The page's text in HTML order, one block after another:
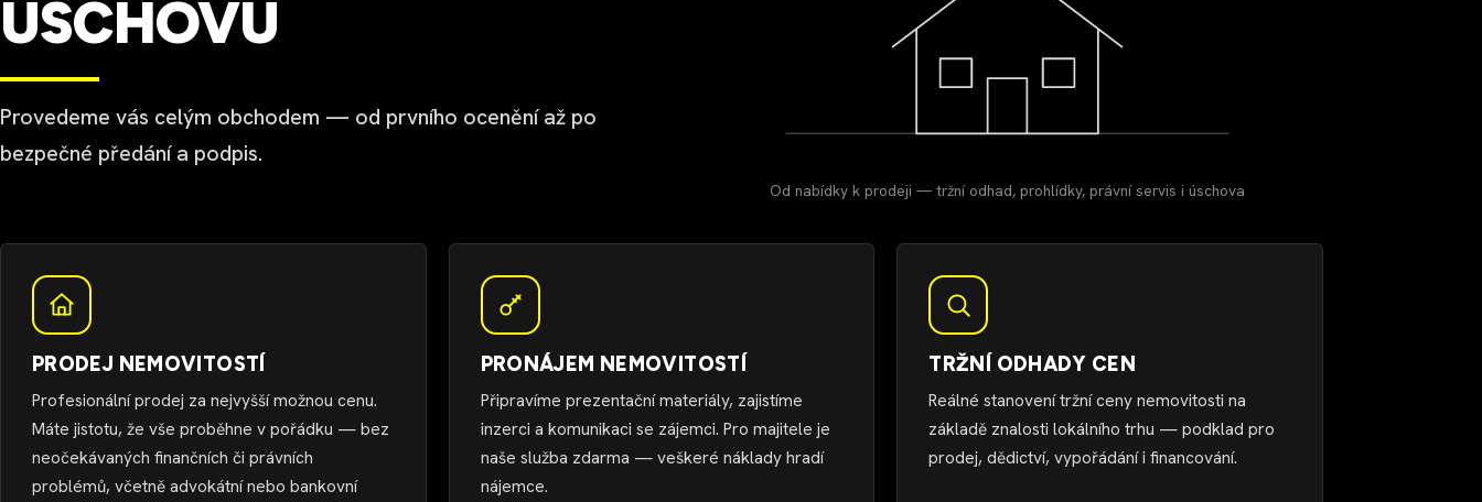
ÚSCHOVU
Provedeme vás celým obchodem — od prvního ocenění až po
bezpečné předání a podpis.
Od nabídky k prodeji — tržní odhad, prohlídky, právní servis i úschova
PRODEJ NEMOVITOSTÍ
Profesionální prodej za nejvyšší možnou cenu.
Máte jistotu, že vše proběhne v pořádku — bez
neočekávaných finančních či právních
problémů, včetně advokátní nebo bankovní
PRONÁJEM NEMOVITOSTÍ
Připravíme prezentační materiály, zajistíme
inzerci a komunikaci se zájemci. Pro majitele je
naše služba zdarma — veškeré náklady hradí
nájemce.
TRŽNÍ ODHADY CEN
Reálné stanovení tržní ceny nemovitosti na
základě znalosti lokálního trhu — podklad pro
prodej, dědictví, vypořádání i financování.